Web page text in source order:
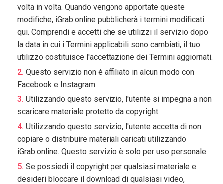
volta in volta. Quando vengono apportate queste
modifiche, iGrab.online pubblicherà i termini modificati
qui. Comprendi e accetti che se utilizzi il servizio dopo
la data in cui i Termini applicabili sono cambiati, il tuo
utilizzo costituisce l'accettazione dei Termini aggiornati.
Questo servizio non è affiliato in alcun modo con
Facebook e Instagram.
Utilizzando questo servizio, l'utente si impegna a non
scaricare materiale protetto da copyright.
Utilizzando questo servizio, l'utente accetta di non
copiare o distribuire materiali caricati utilizzando
iGrab.online. Questo servizio è solo per uso personale.
Se possiedi il copyright per qualsiasi materiale e
desideri bloccare il download di qualsiasi video,